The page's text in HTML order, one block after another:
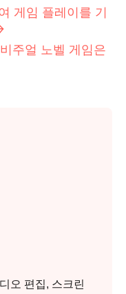
게임 플레이를 기
주얼 노벨 게임은
오 편집, 스크린